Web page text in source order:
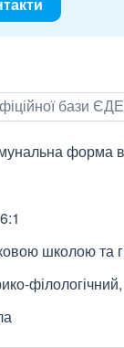
бази
форма
школою та